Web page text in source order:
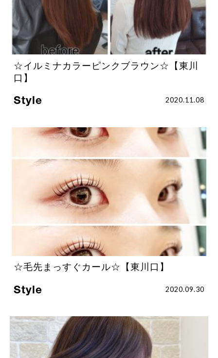
☆イルミナカラーピンクブラウン☆【東川
口】
Style 2020.11.08
☆毛先まっすぐカール☆【東川口】
Style 2020.09.30